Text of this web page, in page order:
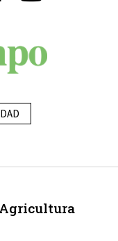
Agricultura